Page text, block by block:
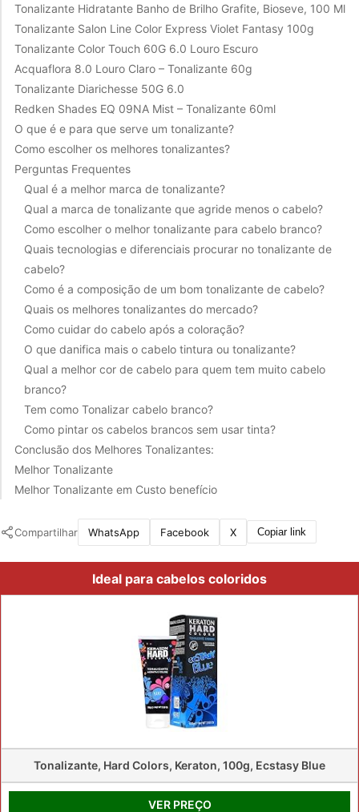
Tonalizante Hidratante Banho de Brilho Grafite, Bioseve, 100 Ml
Tonalizante Salon Line Color Express Violet Fantasy 100g
Tonalizante Color Touch 60G 6.0 Louro Escuro
Acquaflora 8.0 Louro Claro – Tonalizante 60g
Tonalizante Diarichesse 50G 6.0
Redken Shades EQ 09NA Mist – Tonalizante 60ml
O que é e para que serve um tonalizante?
Como escolher os melhores tonalizantes?
Perguntas Frequentes
Qual é a melhor marca de tonalizante?
Qual a marca de tonalizante que agride menos o cabelo?
Como escolher o melhor tonalizante para cabelo branco?
Quais tecnologias e diferenciais procurar no tonalizante de
cabelo?
Como é a composição de um bom tonalizante de cabelo?
Quais os melhores tonalizantes do mercado?
Como cuidar do cabelo após a coloração?
O que danifica mais o cabelo tintura ou tonalizante?
Qual a melhor cor de cabelo para quem tem muito cabelo
branco?
Tem como Tonalizar cabelo branco?
Como pintar os cabelos brancos sem usar tinta?
Conclusão dos Melhores Tonalizantes:
Melhor Tonalizante
Melhor Tonalizante em Custo benefício
Compartilhar WhatsApp Facebook X Copiar link
Ideal para cabelos coloridos
Tonalizante, Hard Colors, Keraton, 100g, Ecstasy Blue
VER PREÇO